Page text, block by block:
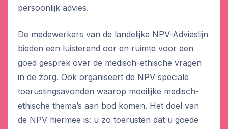
persoonlijk advies.
De medewerkers van de landelijke NPV-Advieslijn
bieden een luisterend oor en ruimte voor een
goed gesprek over de medisch-ethische vragen
in de zorg. Ook organiseert de NPV speciale
toerustingsavonden waarop moeilijke medisch-
ethische thema’s aan bod komen. Het doel van
de NPV hiermee is: u zo toerusten dat u goede